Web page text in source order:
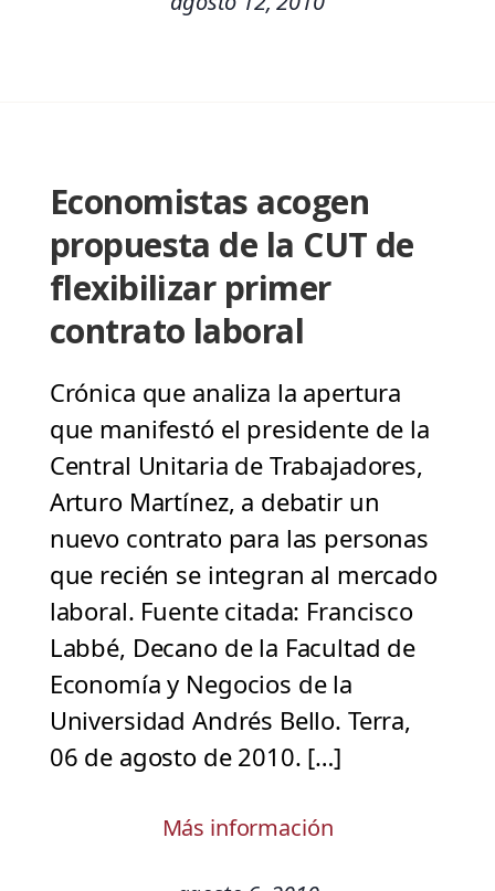
Economistas acogen
propuesta de la CUT de
flexibilizar primer
contrato laboral
Crónica que analiza la apertura
que manifestó el presidente de la
Central Unitaria de Trabajadores,
Arturo Martínez, a debatir un
nuevo contrato para las personas
que recién se integran al mercado
laboral. Fuente citada: Francisco
Labbé, Decano de la Facultad de
Economía y Negocios de la
Universidad Andrés Bello. Terra,
06 de agosto de 2010. […]
Más información